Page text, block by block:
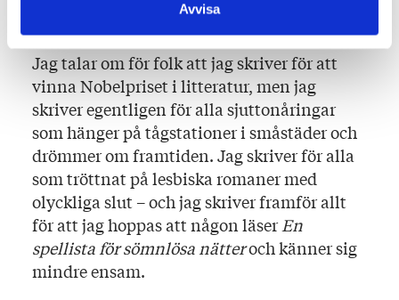
Avvisa
romaner med olyckliga slut
Jag talar om för folk att jag skriver för att
vinna Nobelpriset i litteratur, men jag
skriver egentligen för alla sjuttonåringar
som hänger på tågstationer i småstäder och
drömmer om framtiden. Jag skriver för alla
som tröttnat på lesbiska romaner med
olyckliga slut – och jag skriver framför allt
för att jag hoppas att någon läserEn
spellista för sömnlösa nätteroch känner sig
mindre ensam.